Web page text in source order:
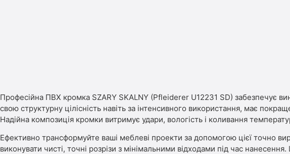
Професійна ПВХ кромка SZARY SKALNY (Pfleiderer U12231 SD) забезпечує
свою структурну цілісність навіть за інтенсивного використання, має
Надійна композиція кромки витримує удари, вологість і коливання
Ефективно трансформуйте ваші меблеві проекти за допомогою цієї точно
виконувати чисті, точні розрізи з мінімальними відходами під час